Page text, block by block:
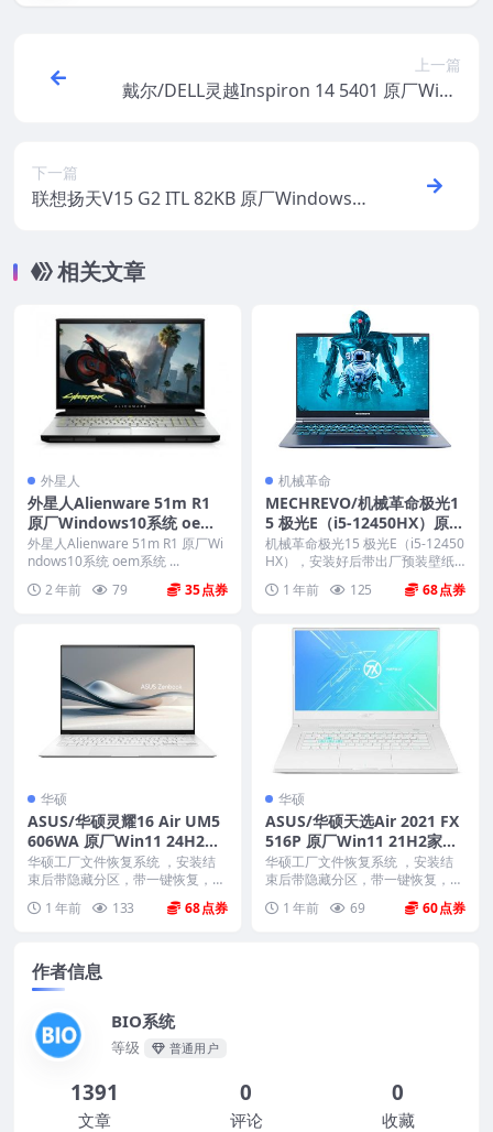
上一篇
戴尔/DELL灵越Inspiron 14 5401 原厂Wind
下一篇
联想扬天V15 G2 ITL 82KB 原厂Windows10
相关文章
外星人
外星人Alienware 51m R1
原厂Windows10系统 oem
系统 不带F12一键还原
外星人Alienware 51m R1 原厂Wi
ndows10系统 oem系统 ...
2 年前
79 35
机械革命
MECHREVO/机械革命极光1
5 极光E（i5-12450HX）原厂
Windows 11 24H2 恢复系
统镜像下载
机械革命极光15 极光E（i5-12450
HX），安装好后带出厂预装壁纸
1 年前 125 68
华硕
ASUS/华硕灵耀16 Air UM5
606WA 原厂Win11 24H2家
庭版系统 工厂文件 带ASUS
Recovery恢复
华硕工厂文件恢复系统 ，安装结
束后带隐藏分区，带一键恢复，以
1 年前 133 68
华硕
ASUS/华硕天选Air 2021 FX
516P 原厂Win11 21H2家庭
版系统 工厂文件 带ASUS Re
covery恢复
华硕工厂文件恢复系统 ，安装结
束后带隐藏分区，带一键恢复，以
1 年前 69 60
作者信息
BIO系统
等级 普通用户
1391
文章
0
评论
0
收藏